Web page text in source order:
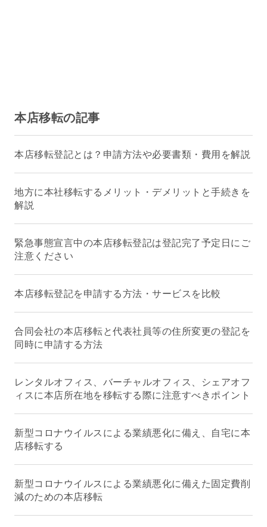
本店移転の記事
本店移転登記とは？申請方法や必要書類・費用を解説
地方に本社移転するメリット・デメリットと手続きを
解説
緊急事態宣言中の本店移転登記は登記完了予定日にご
注意ください
本店移転登記を申請する方法・サービスを比較
合同会社の本店移転と代表社員等の住所変更の登記を
同時に申請する方法
レンタルオフィス、バーチャルオフィス、シェアオフ
ィスに本店所在地を移転する際に注意すべきポイント
新型コロナウイルスによる業績悪化に備え、自宅に本
店移転する
新型コロナウイルスによる業績悪化に備えた固定費削
減のための本店移転